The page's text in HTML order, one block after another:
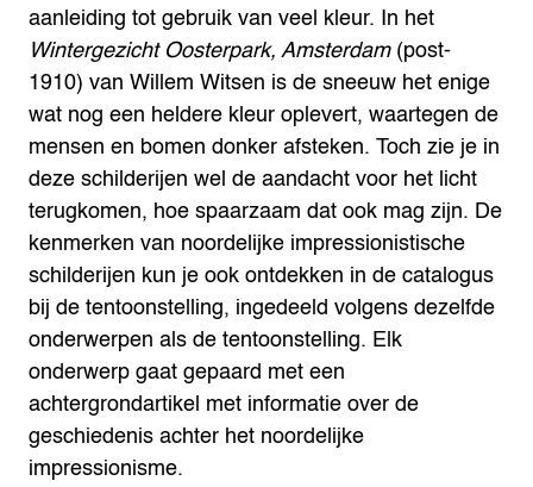
aanleiding tot gebruik van veel kleur. In het
Wintergezicht Oosterpark, Amsterdam(post-
1910) van Willem Witsen is de sneeuw het enige
wat nog een heldere kleur oplevert, waartegen de
mensen en bomen donker afsteken. Toch zie je in
deze schilderijen wel de aandacht voor het licht
terugkomen, hoe spaarzaam dat ook mag zijn. De
kenmerken van noordelijke impressionistische
schilderijen kun je ook ontdekken in de catalogus
bij de tentoonstelling, ingedeeld volgens dezelfde
onderwerpen als de tentoonstelling. Elk
onderwerp gaat gepaard met een
achtergrondartikel met informatie over de
geschiedenis achter het noordelijke
impressionisme.